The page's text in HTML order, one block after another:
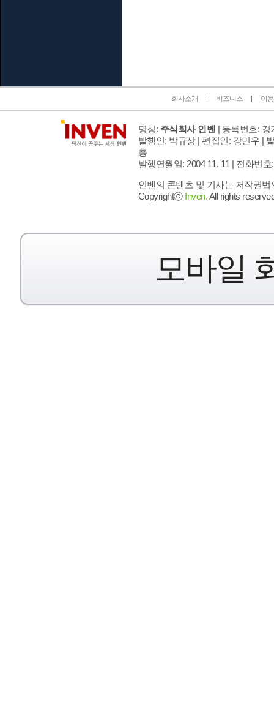
회사소개 비즈니스 이
명칭: 주식회사 인벤 | 등록번호: 경
발행인: 박규상 | 편집인: 강민우 |
층
발행연월일: 2004 11. 11 | 전화번호
인벤의 콘텐츠 및 기사는 저작권
Copyrightⓒ Inven.All rights
모바일